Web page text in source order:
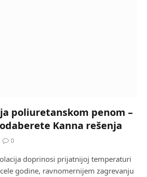
poliuretanskom penom –
Kanna rešenja
0
doprinosi prijatnijoj temperaturi
godine, ravnomernijem zagrevanju